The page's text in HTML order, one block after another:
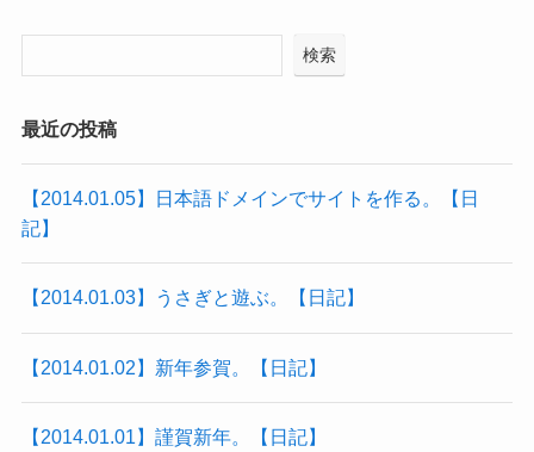
検索
最近の投稿
【2014.01.05】日本語ドメインでサイトを作る。【日
記】
【2014.01.03】うさぎと遊ぶ。【日記】
【2014.01.02】新年参賀。【日記】
【2014.01.01】謹賀新年。【日記】